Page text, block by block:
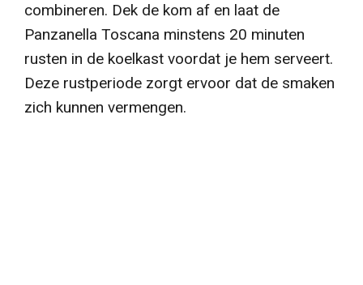
combineren. Dek de kom af en laat de
Panzanella Toscana minstens 20 minuten
rusten in de koelkast voordat je hem serveert.
Deze rustperiode zorgt ervoor dat de smaken
zich kunnen vermengen.